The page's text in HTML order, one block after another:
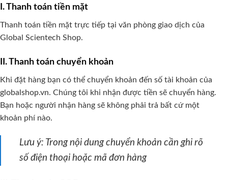
I. Thanh toán tiền mặt
Thanh toán tiền mặt trực tiếp tại văn phòng giao dịch của
Global Scientech Shop.
II. Thanh toán chuyển khoản
Khi đặt hàng bạn có thể chuyển khoản đến số tài khoản của
globalshop.vn. Chúng tôi khi nhận được tiền sẽ chuyển hàng.
Bạn hoặc người nhận hàng sẽ không phải trả bất cứ một
khoản phí nào.
Lưu ý: Trong nội dung chuyển khoản cần ghi rõ
số điện thoại hoặc mã đơn hàng